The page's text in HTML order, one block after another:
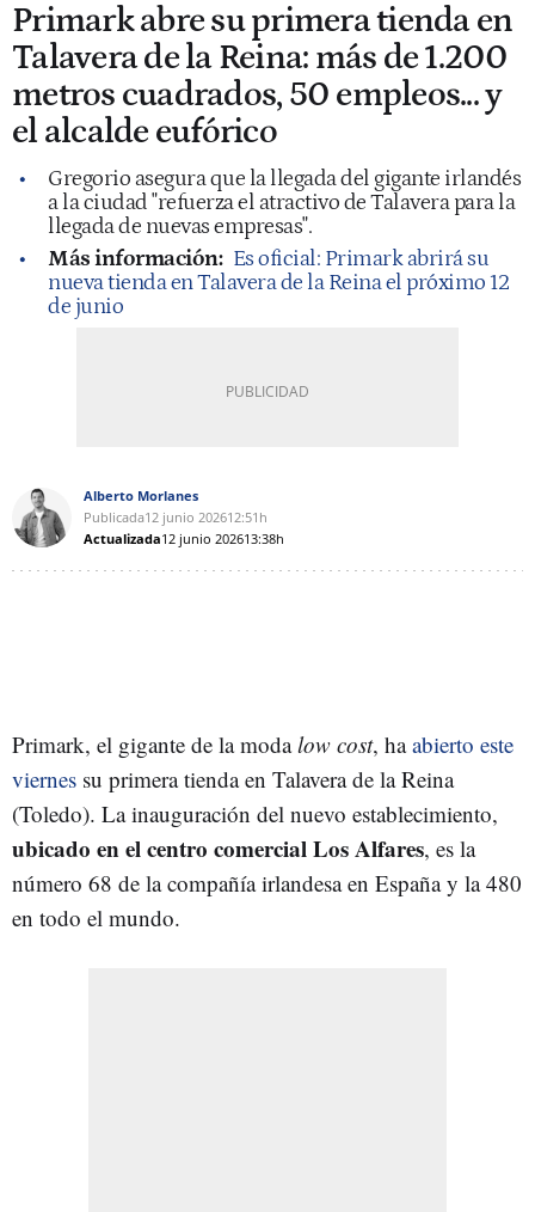
Primark abre su primera tienda en
Talavera de la Reina: más de 1.200
metros cuadrados, 50 empleos... y
el alcalde eufórico
Gregorio asegura que la llegada del gigante irlandés
a la ciudad "refuerza el atractivo de Talavera para la
llegada de nuevas empresas".
Más información: Es oficial: Primark abrirá su
nueva tienda en Talavera de la Reina el próximo 12
de junio
Alberto Morlanes
Publicada12 junio 202612:51h
Actualizada12 junio 202613:38h
Primark, el gigante de la modalow cost, haabierto este
viernes su primera tienda en Talavera de la Reina
(Toledo). La inauguración del nuevo establecimiento,
ubicado en el centro comercial Los Alfares, es la
número 68 de la compañía irlandesa en España y la 480
en todo el mundo.